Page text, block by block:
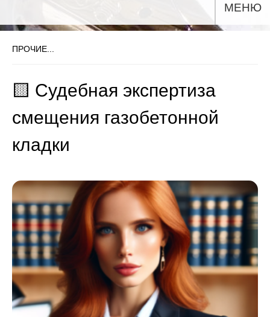
МЕНЮ
ПРОЧИЕ...
🟨 Судебная экспертиза
смещения газобетонной
кладки